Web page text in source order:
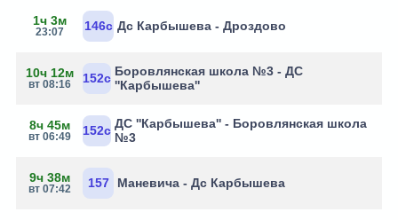
1ч 3м
23:07 146с Дс Карбышева - Дроздово
10ч 12м
вт 08:16 152с Боровлянская школа №3 - ДС
''Карбышева''
8ч 45м
вт 06:49 152с ДС ''Карбышева'' - Боровлянская школа
№3
9ч 38м
вт 07:42 157 Маневича - Дс Карбышева